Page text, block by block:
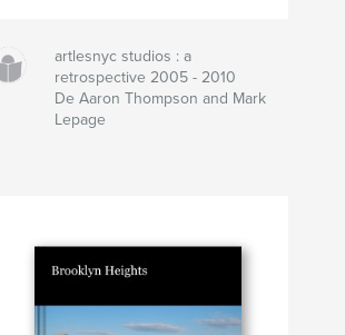
artlesnyc studios : a
retrospective 2005 - 2010
De Aaron Thompson and Mark
Lepage